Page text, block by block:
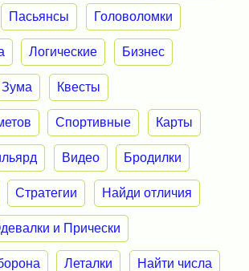
Пасьянсы Головоломки
Логические Бизнес
Зума Квесты
Спортивные Карты
Видео Бродилки
Стратегии Найди отличия
и Прически
Леталки Найти числа